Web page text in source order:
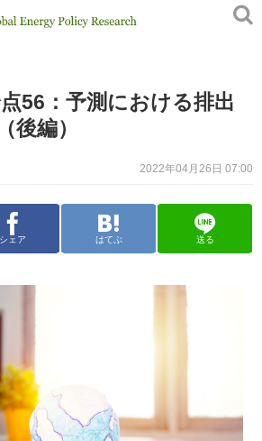
56：予測における排出
後編）
2022年04月26日 07:00
シェア はてぶ 送る